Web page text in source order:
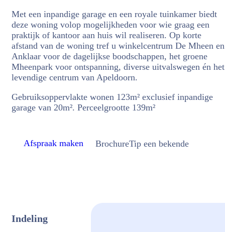
Met een inpandige garage en een royale tuinkamer biedt
deze woning volop mogelijkheden voor wie graag een
praktijk of kantoor aan huis wil realiseren. Op korte
afstand van de woning tref u winkelcentrum De Mheen en
Anklaar voor de dagelijkse boodschappen, het groene
Mheenpark voor ontspanning, diverse uitvalswegen én het
levendige centrum van Apeldoorn.
Gebruiksoppervlakte wonen 123m² exclusief inpandige
garage van 20m². Perceelgrootte 139m²
Afspraak maken BrochureTip een bekende
Indeling